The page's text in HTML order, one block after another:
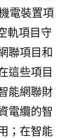
電裝置項
軌項目守
聯項目和
這些項目
能網聯財
電纜的智
；在智能